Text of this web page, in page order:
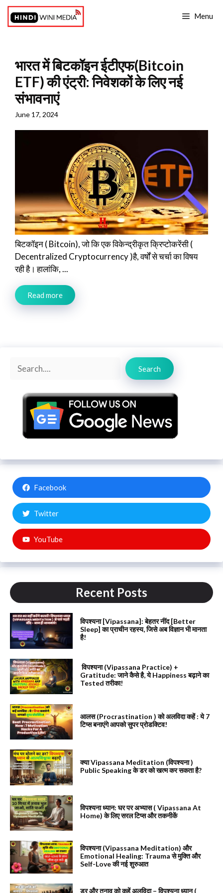
Skip
content
Menu
भारत में बिटकॉइन ईटीएफ(Bitcoin
ETF) की एंट्री: निवेशकों के लिए नई
संभावनाएं
June 17, 2024
बिटकॉइन ( Bitcoin), जो कि एक विकेन्द्रीकृत क्रिप्टोकरेंसी (
Decentralized Cryptocurrency )है, वर्षों से चर्चा का विषय
रही है। हालांकि, ...
Read more
Search
Search
Facebook
Twitter
YouTube
Recent Posts
विपश्यना [Vipassana]: बेहतर नींद [Better
Sleep] का प्राचीन रहस्य, जिसे अब विज्ञान भी मानता
है!
विपश्यना (Vipassana Practice) +
Gratitude: जाने कैसे है, ये Happiness बढ़ाने का
Tested तरीका!
आलस (Procrastination ) को अलविदा कहें : ये 7
टिप्स बनाएंगे आपको सुपर प्रोडक्टिव!
क्या Vipassana Meditation (विपश्यना )
Public Speaking के डर को खत्म कर सकता है?
विपश्यना ध्यान: घर पर अभ्यास ( Vipassana At
Home) के लिए सरल टिप्स और तकनीकें
विपश्यना (Vipassana Meditation) और
Emotional Healing: Trauma से मुक्ति और
Self-Love की नई शुरुआत
डर और तनाव को कहें अलविदा – विपश्यना ध्यान (